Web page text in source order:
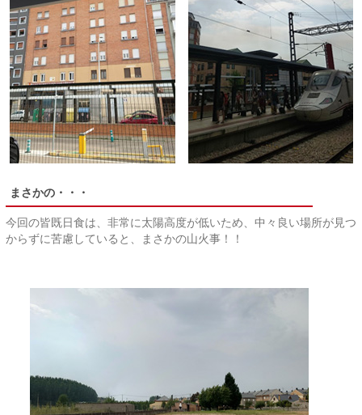
まさかの・・・
今回の皆既日食は、非常に太陽高度が低いため、中々良い場所が見つ
からずに苦慮していると、まさかの山火事！！